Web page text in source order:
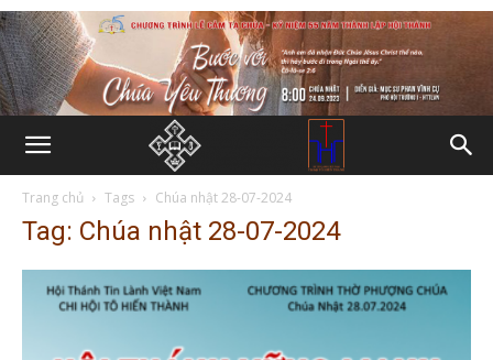
Trang chủ Tags Chúa nhật 28-07-2024
Tag: Chúa nhật 28-07-2024